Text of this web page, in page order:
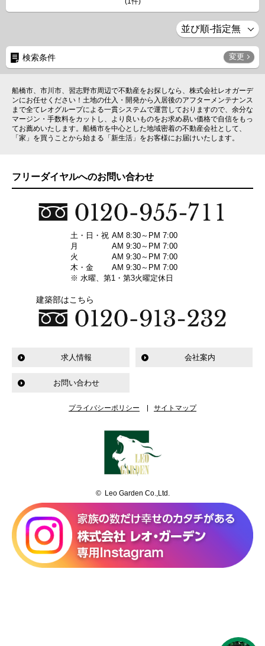
検索条件 変更
船橋市、市川市、習志野市周辺で不動産をお探しなら、株式会社レオガーデ
ンにお任せください！土地の仕入・開発から入居後のアフターメンテナンス
まで全てレオグループによる一貫システムで運営しておりますので、余分な
マージン・手数料をカットし、より良いものをお求め易い価格で自信をもっ
てお薦めいたします。船橋市を中心とした地域密着の不動産会社として、
「家」を買うことから始まる「新生活」をお客様にお届けいたします。
フリーダイヤルへのお問い合わせ
土・日・祝 AM 8:30～PM 7:00
月
AM 9:30～PM 7:00
火
AM 9:30～PM 7:00
木・金
AM 9:30～PM 7:00
※ 水曜、第1・第3火曜定休日
建築部はこちら
求人情報 会社案内
お問い合わせ
プライバシーポリシー サイトマップ
© Leo Garden Co.,Ltd.